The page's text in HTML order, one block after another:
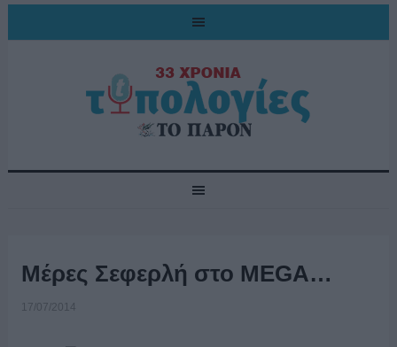
Μέρες Σεφερλή στο MEGA…
17/07/2014